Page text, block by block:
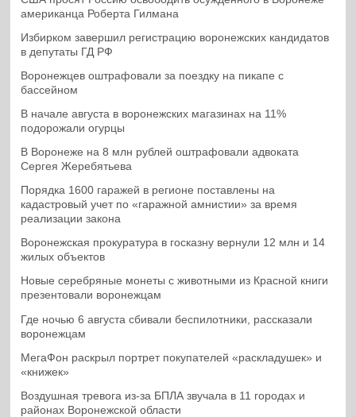
американца Роберта Гилмана
Избирком завершил регистрацию воронежских кандидатов
в депутаты ГД РФ
Воронежцев оштрафовали за поездку на пикапе с
бассейном
В начале августа в воронежских магазинах на 11%
подорожали огурцы
В Воронеже на 8 млн рублей оштрафовали адвоката
Сергея Жеребятьева
Порядка 1600 гаражей в регионе поставлены на
кадастровый учет по «гаражной амнистии» за время
реализации закона
Воронежская прокуратура в госказну вернули 12 млн и 14
жилых объектов
Новые серебряные монеты с животными из Красной книги
презентовали воронежцам
Где ночью 6 августа сбивали беспилотники, рассказали
воронежцам
МегаФон раскрыл портрет покупателей «раскладушек» и
«книжек»
Воздушная тревога из-за БПЛА звучала в 11 городах и
районах Воронежской области